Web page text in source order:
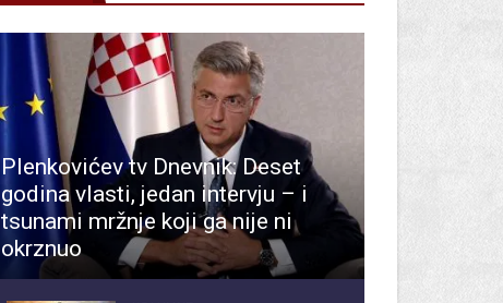
Plenkovićev tv Dnevnik: Deset
godina vlasti, jedan intervju – i
tsunami mržnje koji ga nije ni
okrznuo